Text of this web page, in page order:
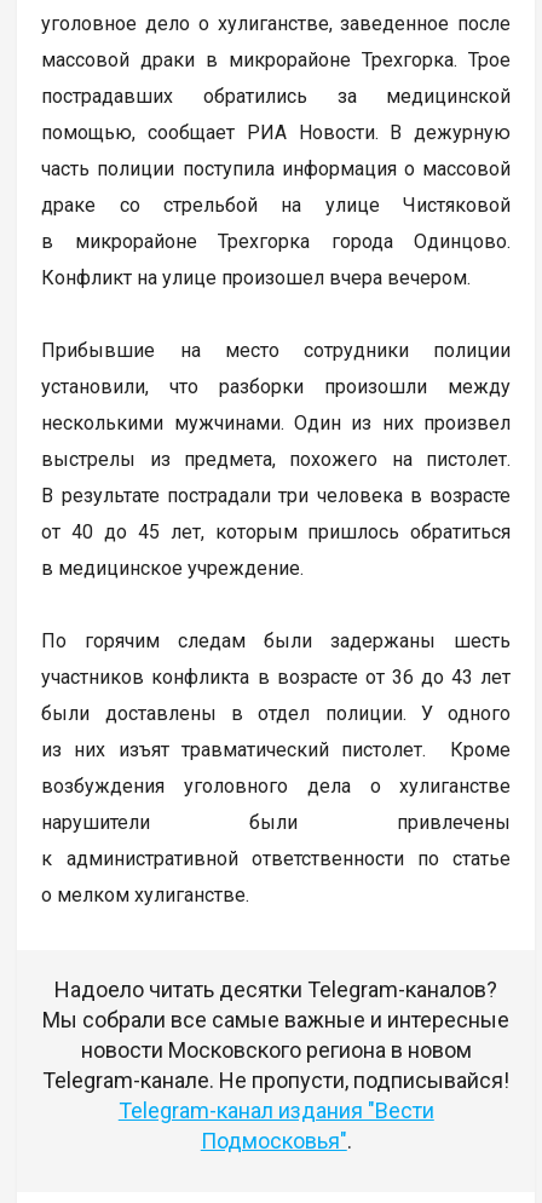
уголовное дело о хулиганстве, заведенное после
массовой драки в микрорайоне Трехгорка. Трое
пострадавших обратились за медицинской
помощью, сообщает РИА Новости. В дежурную
часть полиции поступила информация о массовой
драке со стрельбой на улице Чистяковой
в микрорайоне Трехгорка города Одинцово.
Конфликт на улице произошел вчера вечером.
Прибывшие на место сотрудники полиции
установили, что разборки произошли между
несколькими мужчинами. Один из них произвел
выстрелы из предмета, похожего на пистолет.
В результате пострадали три человека в возрасте
от 40 до 45 лет, которым пришлось обратиться
в медицинское учреждение.
По горячим следам были задержаны шесть
участников конфликта в возрасте от 36 до 43 лет
были доставлены в отдел полиции. У одного
из них изъят травматический пистолет. Кроме
возбуждения уголовного дела о хулиганстве
нарушители были привлечены
к административной ответственности по статье
о мелком хулиганстве.
Надоело читать десятки Telegram-каналов?
Мы собрали все самые важные и интересные
новости Московского региона в новом
Telegram-канале. Не пропусти, подписывайся!
Telegram-канал издания "Вести
Подмосковья".